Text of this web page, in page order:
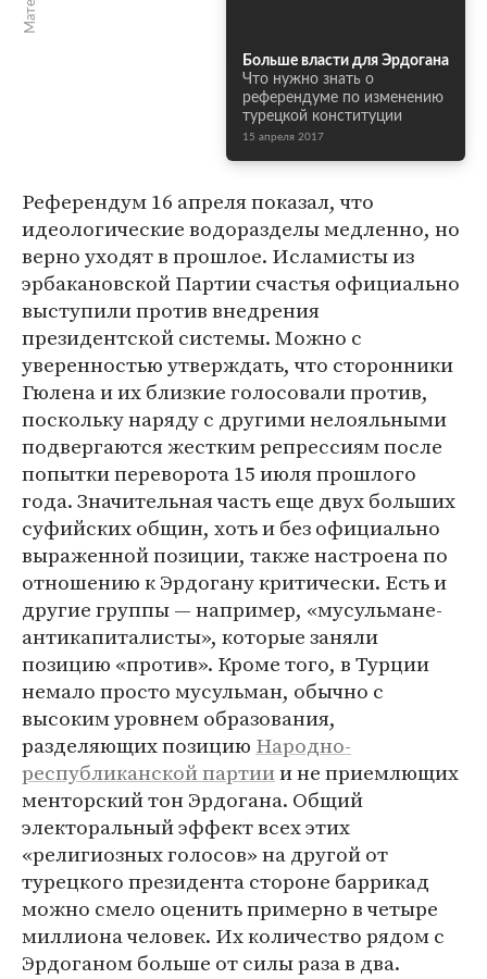
Больше власти для Эрдогана
Что нужно знать о
референдуме по изменению
турецкой конституции
15 апреля 2017
Референдум 16 апреля показал, что
идеологические водоразделы медленно, но
верно уходят в прошлое. Исламисты из
эрбакановской Партии счастья официально
выступили против внедрения
президентской системы. Можно с
уверенностью утверждать, что сторонники
Гюлена и их близкие голосовали против,
поскольку наряду с другими нелояльными
подвергаются жестким репрессиям после
попытки переворота 15 июля прошлого
года. Значительная часть еще двух больших
суфийских общин, хоть и без официально
выраженной позиции, также настроена по
отношению к Эрдогану критически. Есть и
другие группы — например, «мусульмане-
антикапиталисты», которые заняли
позицию «против». Кроме того, в Турции
немало просто мусульман, обычно с
высоким уровнем образования,
разделяющих позицию Народно-
республиканской партиии не приемлющих
менторский тон Эрдогана. Общий
электоральный эффект всех этих
«религиозных голосов» на другой от
турецкого президента стороне баррикад
можно смело оценить примерно в четыре
миллиона человек. Их количество рядом с
Эрдоганом больше от силы раза в два.